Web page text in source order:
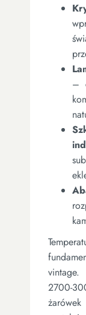
–
vintage.
2700-